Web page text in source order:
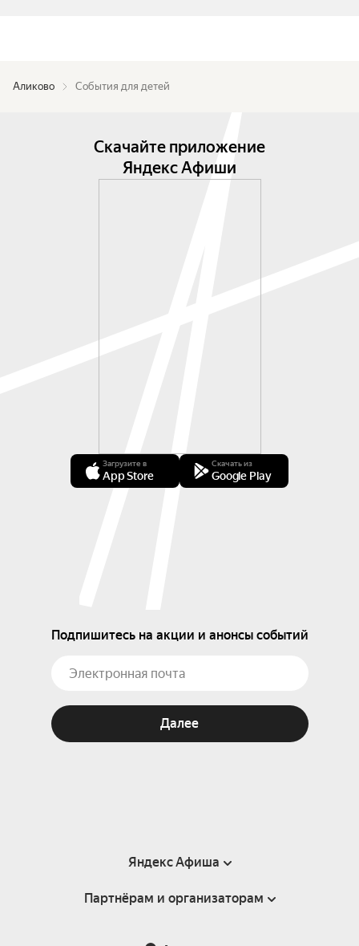
Аликово События для детей
Скачайте приложение
Яндекс Афиши
Загрузите в
App Store
Скачать из
Google Play
Подпишитесь на акции и анонсы событий
Далее
Яндекс Афиша
Справка
Партнёрам и организаторам